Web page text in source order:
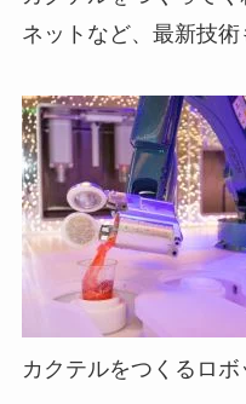
ネットなど、最新技術
カクテルをつくるロ